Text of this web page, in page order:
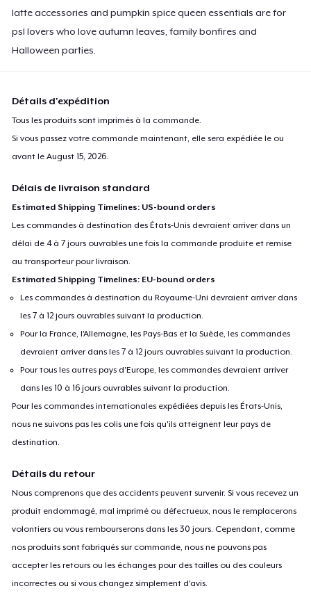
latte accessories and pumpkin spice queen essentials are for
psl lovers who love autumn leaves, family bonfires and
Halloween parties.
Détails d'expédition
Tous les produits sont imprimés à la commande.
Si vous passez votre commande maintenant, elle sera expédiée le ou
avant leAugust 15, 2026.
Délais de livraison standard
Estimated Shipping Timelines: US-bound orders
Les commandes à destination des États-Unis devraient arriver dans un
délai de 4 à 7 jours ouvrables une fois la commande produite et remise
au transporteur pour livraison.
Estimated Shipping Timelines: EU-bound orders
Les commandes à destination du Royaume-Uni devraient arriver dans
les 7 à 12 jours ouvrables suivant la production.
Pour la France, l'Allemagne, les Pays-Bas et la Suède, les commandes
devraient arriver dans les 7 à 12 jours ouvrables suivant la production.
Pour tous les autres pays d'Europe, les commandes devraient arriver
dans les 10 à 16 jours ouvrables suivant la production.
Pour les commandes internationales expédiées depuis les États-Unis,
nous ne suivons pas les colis une fois qu'ils atteignent leur pays de
destination.
Détails du retour
Nous comprenons que des accidents peuvent survenir. Si vous recevez un
produit endommagé, mal imprimé ou défectueux, nous le remplacerons
volontiers ou vous rembourserons dans les 30 jours. Cependant, comme
nos produits sont fabriqués sur commande, nous ne pouvons pas
accepter les retours ou les échanges pour des tailles ou des couleurs
incorrectes ou si vous changez simplement d'avis.